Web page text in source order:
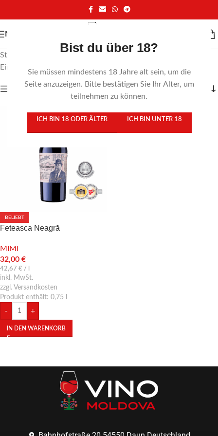
Bist du über 18?
Sie müssen mindestens 18 Jahre alt sein, um die
Seite anzuzeigen. Bitte bestätigen Sie Ihr Alter, um
teilnehmen zu können.
ICH BIN 18 ODER ÄLTER ICH BIN UNTER 18
MENÜ
Start
Einzelnes Ergebnis wird angezeigt
Zeige Sidebar
BELIEBT
Feteasca Neagră
MIMI
32,00 €
42,67 € /
inkl. MwSt.
zzgl. Versandkosten
Produkt enthält: 0,75
- +
IN DEN WARENKORB